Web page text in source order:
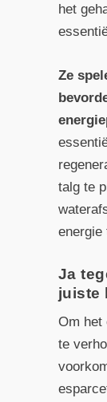
het
Ze
talg te
energie
Ja
juiste
Om het
te